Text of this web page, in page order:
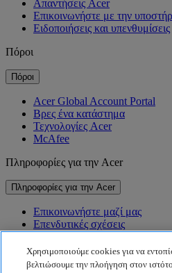
Απαντήσεις Acer
Επικοινωνήστε με την
Ειδοποιήσεις και υπενθυμίσεις
Πόροι
Πόροι
Acer Global Account Portal
Βρες ένα κατάστημα
Τεχνολογίες Acer
McAfee
Πληροφορίες για την Acer
Πληροφορίες για την Acer
Επικοινωνήστε μαζί μας
Επενδυτικές σχέσεις
Βραβεία
Εκδηλώσεις
Χρησιμοποιούμε cookies για να
βελτιώσουμε την πλοήγηση στον